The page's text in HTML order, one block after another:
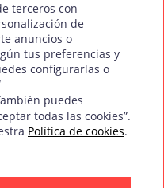
cookies
Aviso legal
terceros con
de
anuncios o
tus preferencias y
configurarlas o
puedes
todas las cookies”.
Política de cookies.